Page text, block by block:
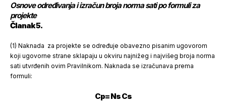
Osnove određivanja i izračun broja norma sati po formuli za
projekte
Članak 5.
(1) Naknada za projekte se određuje obavezno pisanim ugovorom
koji ugovorne strane sklapaju u okviru najnižeg i najvišeg broja norma
sati utvrđenih ovim Pravilnikom. Naknada se izračunava prema
formuli:
Cp= Ns Cs